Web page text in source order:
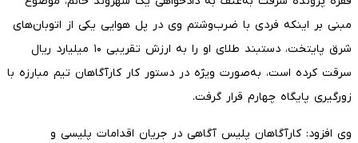
مبنی بر اینکه فردی با ضرب‌وشتم وی در پل هوایی یکی از اتوبان‌های
شرق پایتخت، دستبند طلای او را به ارزش تقریبی ۱۰ میلیارد ریال
سرقت کرده است، به‌صورت ویژه در دستور کار کارآگاهان تیم مبارزه با
زورگیری پایگاه چهارم قرار گرفت.
وی افزود: کارآگاهان پلیس آگاهی در جریان اقدامات پلیسی و